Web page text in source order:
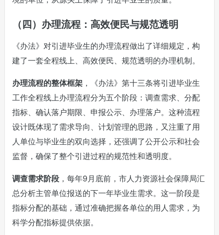
（四）办理流程：高效便民与规范透明
《办法》对引进毕业生的办理流程做出了详细规定，构
建了一套全程线上、高效便民、规范透明的办理机制。
办理流程的整体框架，《办法》第十三条将引进毕业生
工作全程线上办理流程分为五个阶段：调查需求、分配
指标、确认落户期限、申报公示、办理落户。这种流程
设计既体现了需求导向、计划管理的思路，又注重了用
人单位与毕业生的双向选择，还强调了公开公示和社会
监督，确保了整个引进过程的规范性和透明度。
调查需求阶段，每年9月底前，市人力资源社会保障局汇
总分析主管单位报送的下一年毕业生需求。这一阶段是
指标分配的基础，通过准确把握各单位的用人需求，为
科学分配指标提供依据。